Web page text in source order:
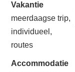
Vakantie
meerdaagse trip,
individueel,
routes
Accommodatie